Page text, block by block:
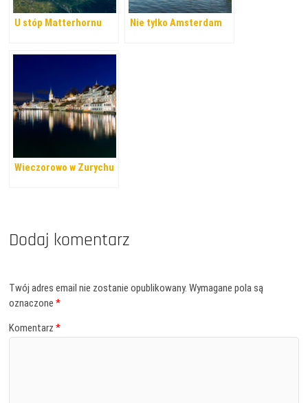
U stóp Matterhornu Nie tylko Amsterdam
Wieczorowo w Zurychu
Dodaj komentarz
Twój adres email nie zostanie opublikowany. Wymagane pola są
oznaczone*
Komentarz*